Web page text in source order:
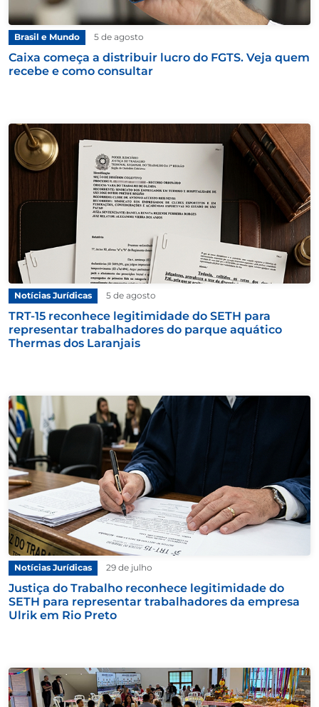
Brasil e Mundo 5 de agosto
Caixa começa a distribuir lucro do FGTS. Veja quem
recebe e como consultar
Notícias Jurídicas 5 de agosto
TRT-15 reconhece legitimidade do SETH para
representar trabalhadores do parque aquático
Thermas dos Laranjais
Notícias Jurídicas 29 de julho
Justiça do Trabalho reconhece legitimidade do
SETH para representar trabalhadores da empresa
Ulrik em Rio Preto